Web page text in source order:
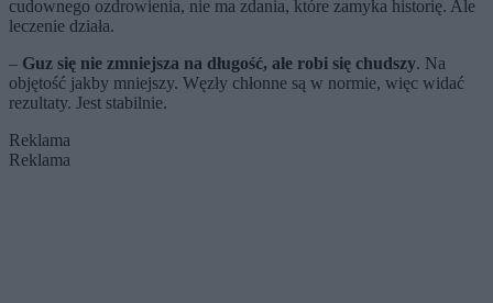
cudownego ozdrowienia, nie ma zdania, które zamyka historię. Ale
leczenie działa.
– Guz się nie zmniejsza na długość, ale robi się chudszy. Na
objętość jakby mniejszy. Węzły chłonne są w normie, więc widać
rezultaty. Jest stabilnie.
Reklama
Reklama